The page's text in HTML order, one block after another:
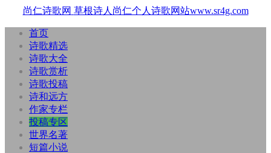
尚仁诗歌网 草根诗人尚仁个人诗歌网站www.sr4g.com
首页
诗歌精选
诗歌大全
诗歌赏析
诗歌投稿
诗和远方
作家专栏
投稿专区
世界名著
短篇小说